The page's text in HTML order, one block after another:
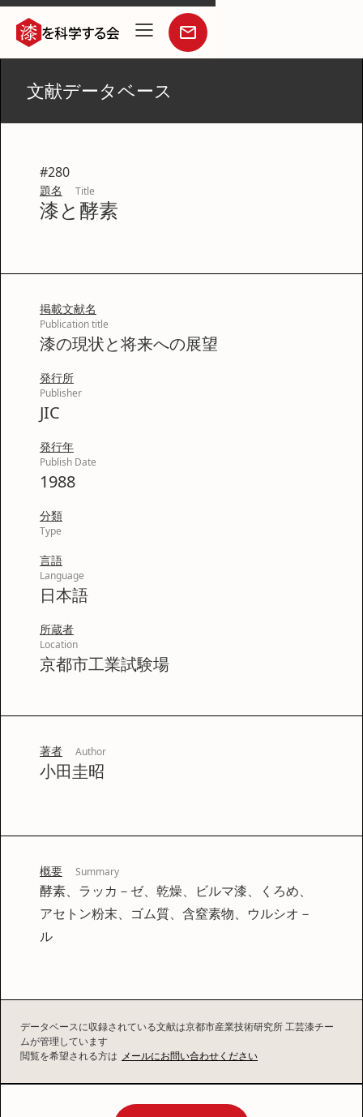
文献データベース
#280
題名 Title
漆と酵素
掲載文献名
Publication title
漆の現状と将来への展望
発行所
Publisher
JIC
発行年
Publish Date
1988
分類
Type
言語
Language
日本語
所蔵者
Location
京都市工業試験場
著者 Author
小田圭昭
概要 Summary
酵素、ラッカ－ゼ、乾燥、ビルマ漆、くろめ、
アセトン粉末、ゴム質、含窒素物、ウルシオ－
ル
データベースに収録されている文献は京都市産業技術研究所 工芸漆チー
ムが管理しています
閲覧を希望される方は メールにお問い合わせください